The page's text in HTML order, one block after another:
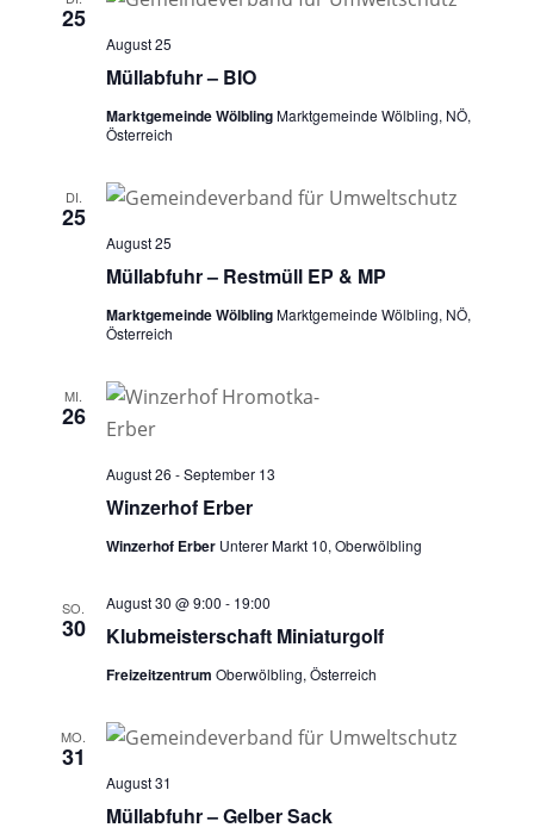
25
Müllabfuhr – BIO
August 25
Marktgemeinde WölblingMarktgemeinde Wölbling, NÖ,
Österreich
DI.
25
Müllabfuhr – Restmüll EP & MP
August 25
Marktgemeinde WölblingMarktgemeinde Wölbling, NÖ,
Österreich
MI.
26
Winzerhof Erber
August 26 -September 13
Winzerhof Erber Unterer Markt 10, Oberwölbling
SO.
30 Klubmeisterschaft Miniaturgolf
August 30 @ 9:00 - 19:00
Freizeitzentrum Oberwölbling, Österreich
MO.
31
Müllabfuhr – Gelber Sack
August 31